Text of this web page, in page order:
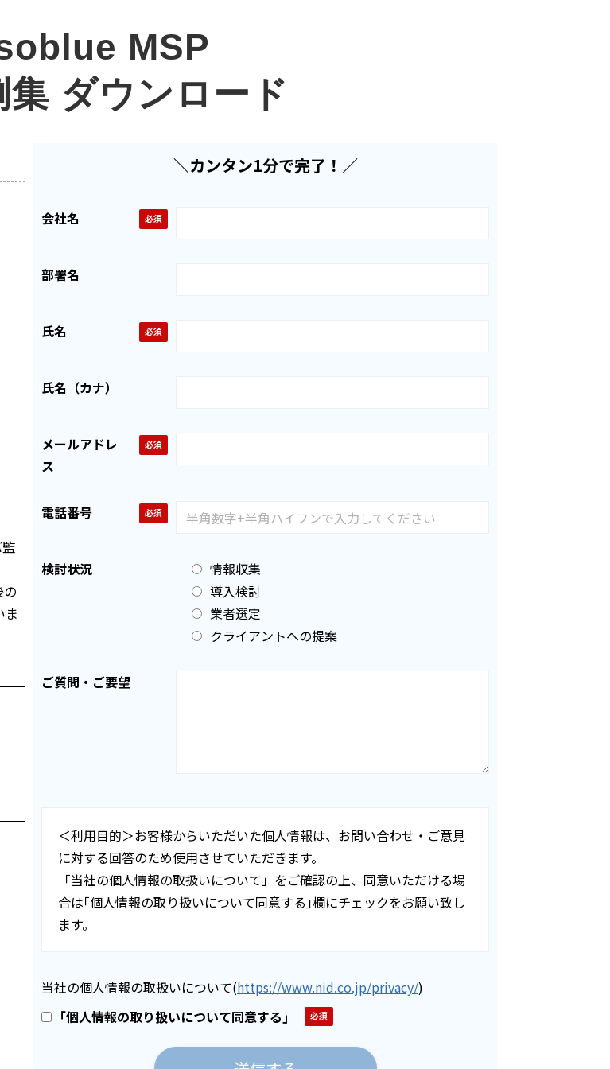
MSP
集 ダウンロード
ま
＼カンタン1分で完了！／
会社名
部署名
氏名
氏名（カナ）
メールアドレ
ス
電話番号
検討状況
情報収集
導入検討
業者選定
クライアントへの提案
ご質問・ご要望
＜利用目的＞お客様からいただいた個人情報は、お問い合わせ・ご意見
に対する回答のため使用させていただきます。
「当社の個人情報の取扱いについて」をご確認の上、同意いただける場
合は｢個人情報の取り扱いについて同意する｣欄にチェックをお願い致し
ます。
当社の個人情報の取扱いについて(https://www.nid.co.jp/privacy/)
｢個人情報の取り扱いについて同意する｣